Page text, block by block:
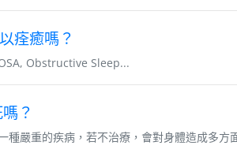
痊癒嗎？
Obstructive Sleep...
？
種嚴重的疾病，若不治療，會對身體造成多